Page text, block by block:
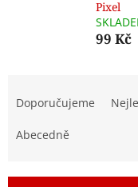
Pixel
99 Kč
Doporučujeme
Abecedně